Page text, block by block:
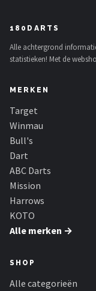
Dart
Mission
Harrows
KOTO
Unicorn
Red Dragon
180DARTS
Alle achtergrond
statistieken! Met de
MERKEN
Target
Winmau
Bull's
Dart
ABC Darts
Mission
Harrows
KOTO
Alle merken →
SHOP
Alle categorieën